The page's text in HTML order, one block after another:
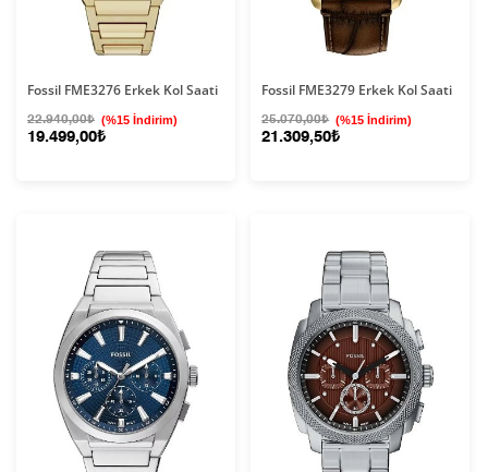
Fossil FME3276 Erkek Kol Saati
22.940,00₺ (%15 İndirim)
19.499,00₺
Fossil FME3279 Erkek Kol Saati
25.070,00₺ (%15 İndirim)
21.309,50₺